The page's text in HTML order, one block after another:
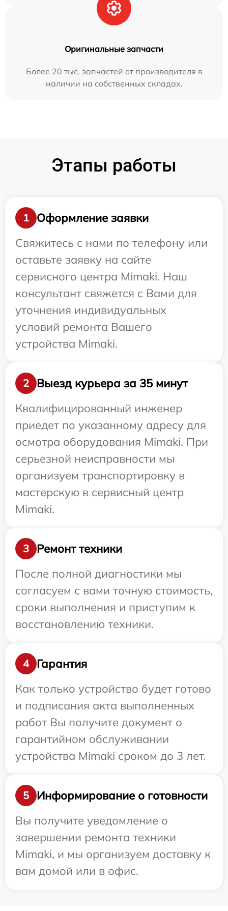
Оригинальные запчасти
Более 20 тыс. запчастей от производителя в
наличии на собственных складах.
Этапы работы
1
Оформление заявки
Свяжитесь с нами по телефону или
оставьте заявку на сайте
сервисного центра Mimaki. Наш
консультант свяжется с Вами для
уточнения индивидуальных
условий ремонта Вашего
устройства Mimaki.
2
Выезд курьера за 35 минут
Квалифицированный инженер
приедет по указанному адресу для
осмотра оборудования Mimaki. При
серьезной неисправности мы
организуем транспортировку в
мастерскую в сервисный центр
Mimaki.
3
Ремонт техники
После полной диагностики мы
согласуем с вами точную стоимость,
сроки выполнения и приступим к
восстановлению техники.
4
Гарантия
Как только устройство будет готово
и подписания акта выполненных
работ Вы получите документ о
гарантийном обслуживании
устройства Mimaki сроком до 3 лет.
5
Информирование о готовности
Вы получите уведомление о
завершении ремонта техники
Mimaki, и мы организуем доставку к
вам домой или в офис.